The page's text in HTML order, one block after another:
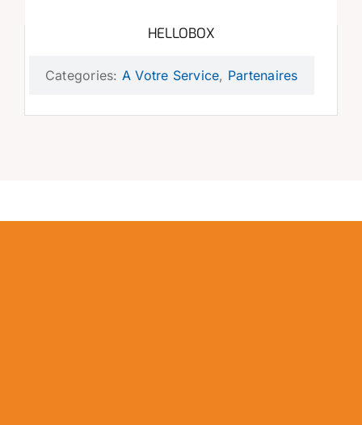
HELLOBOX
Categories: A Votre Service, Partenaires